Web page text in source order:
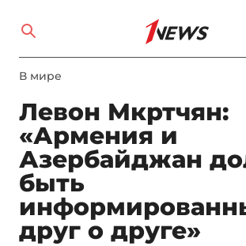
В мире
Левон Мкртчян:
«Армения и
Азербайджан
быть
друг о друге»